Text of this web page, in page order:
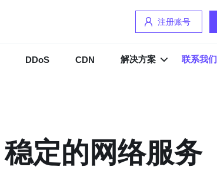
注册账号
DDoS CDN 解决方案 联系我们
定的网络服务